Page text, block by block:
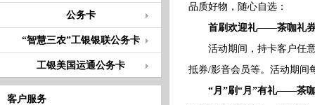
公务卡
“智慧三农”工银银联公务卡
工银美国运通公务卡
客户服务
品质好物，随心自选：
首刷欢迎礼——茶咖礼券
活动期间，持卡客户任意
抵券/影音会员等。活动期间
“月”刷“月”有礼——茶